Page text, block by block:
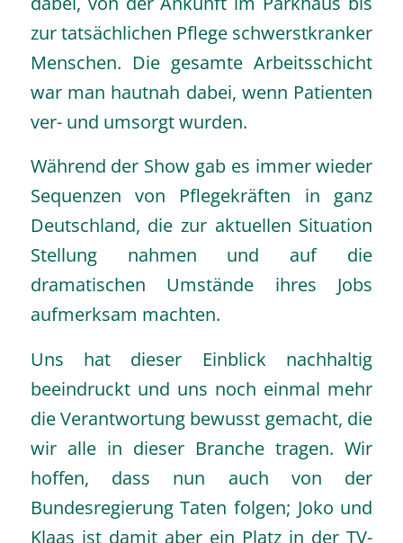
zur tatsächlichen Pflege schwerstkranker
Menschen. Die gesamte Arbeitsschicht
war man hautnah dabei, wenn Patienten
ver- und umsorgt wurden.
Während der Show gab es immer wieder
Sequenzen von Pflegekräften in ganz
Deutschland, die zur aktuellen Situation
Stellung nahmen und auf die
dramatischen Umstände ihres Jobs
aufmerksam machten.
Uns hat dieser Einblick nachhaltig
beeindruckt und uns noch einmal mehr
die Verantwortung bewusst gemacht, die
wir alle in dieser Branche tragen. Wir
hoffen, dass nun auch von der
Bundesregierung Taten folgen; Joko und
Klaas ist damit aber ein Platz in der TV-